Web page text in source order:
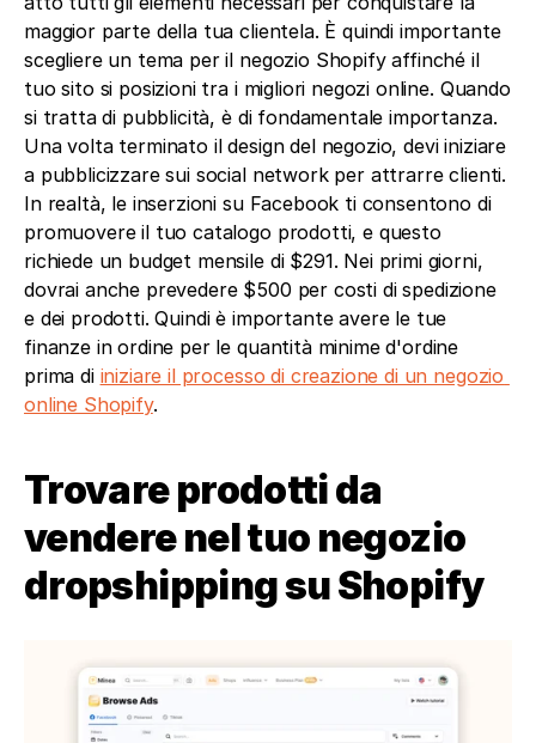
maggior parte della tua clientela. È quindi importante
scegliere un tema per il negozio Shopify affinché il
tuo sito si posizioni tra i migliori negozi online. Quando
si tratta di pubblicità, è di fondamentale importanza.
Una volta terminato il design del negozio, devi iniziare
a pubblicizzare sui social network per attrarre clienti.
In realtà, le inserzioni su Facebook ti consentono di
promuovere il tuo catalogo prodotti, e questo
richiede un budget mensile di $291. Nei primi giorni,
dovrai anche prevedere $500 per costi di spedizione
e dei prodotti. Quindi è importante avere le tue
finanze in ordine per le quantità minime d'ordine
prima di iniziare il processo di creazione di un negozio
online Shopify.
Trovare prodotti da
vendere nel tuo negozio
dropshipping su Shopify